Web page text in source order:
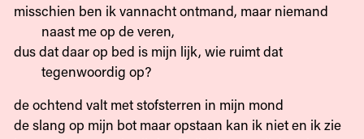
misschien ben ik vannacht ontmand, maar niemand
naast me op de veren,
dus dat daar op bed is mijn lijk, wie ruimt dat
tegenwoordig op?
de ochtend valt met stofsterren in mijn mond
de slang op mijn bot maar opstaan kan ik niet en ik zie